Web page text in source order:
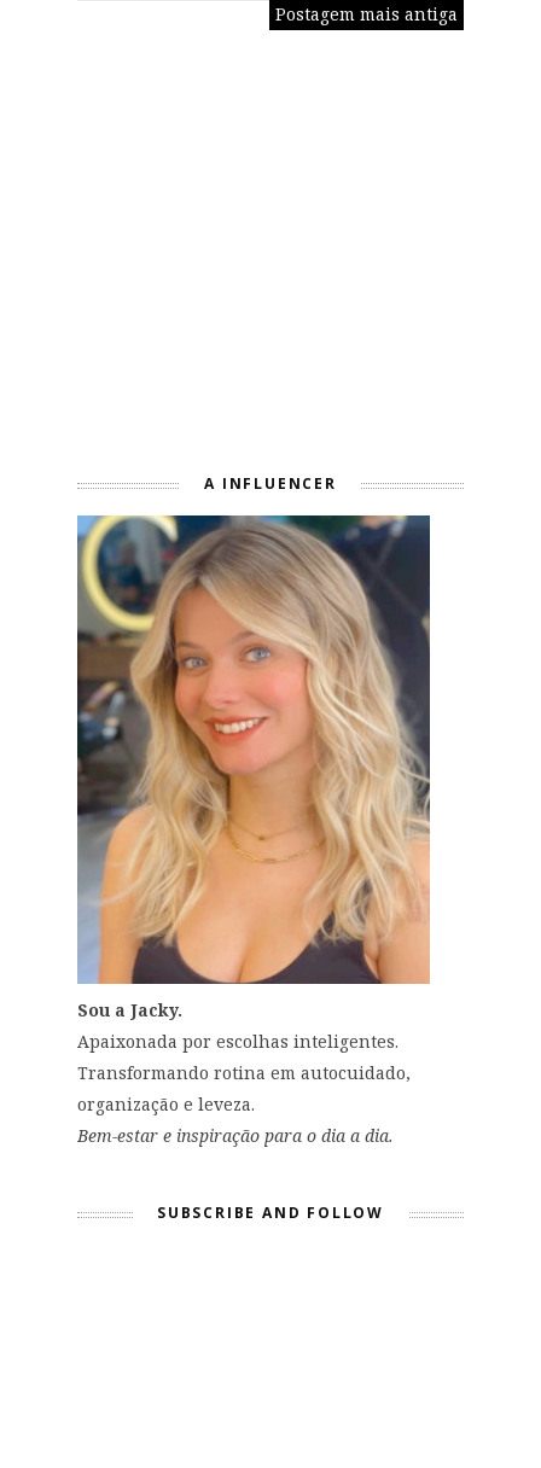
Postagem mais antiga
A INFLUENCER
Sou a Jacky.
Apaixonada por escolhas inteligentes.
Transformando rotina em autocuidado,
organização e leveza.
Bem-estar e inspiração para o dia a dia.
SUBSCRIBE AND FOLLOW